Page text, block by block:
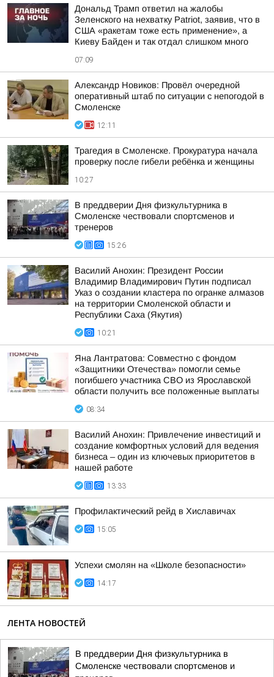
Дональд Трамп ответил на жалобы
Зеленского на нехватку Patriot, заявив, что в
США «ракетам тоже есть применение», а
Киеву Байден и так отдал слишком много
07:09
Александр Новиков: Провёл очередной
оперативный штаб по ситуации с непогодой в
Смоленске
12:11
Трагедия в Смоленске. Прокуратура начала
проверку после гибели ребёнка и женщины
10:27
В преддверии Дня физкультурника в
Смоленске чествовали спортсменов и
тренеров
15:26
Василий Анохин: Президент России
Владимир Владимирович Путин подписал
Указ о создании кластера по огранке алмазов
на территории Смоленской области и
Республики Саха (Якутия)
10:21
Яна Лантратова: Совместно с фондом
«Защитники Отечества» помогли семье
погибшего участника СВО из Ярославской
области получить все положенные выплаты
08:34
Василий Анохин: Привлечение инвестиций и
создание комфортных условий для ведения
бизнеса – один из ключевых приоритетов в
нашей работе
13:33
Профилактический рейд в Хиславичах
15:05
Успехи смолян на «Школе безопасности»
14:17
ЛЕНТА НОВОСТЕЙ
В преддверии Дня физкультурника в
Смоленске чествовали спортсменов и